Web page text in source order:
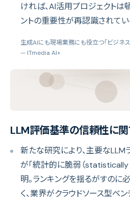
ければ、AI活用プロジェクトは
ントの重要性が再認識されてい
生成AIにも現場業務にも役立つ「ビジネス
— ITmedia AI+
LLM評価基準の信頼性に
新たな研究により、主要なLLM
が「統計的に脆弱（statistically
明。ランキングを揺るがすの
く、業界がクラウドソース型ベ